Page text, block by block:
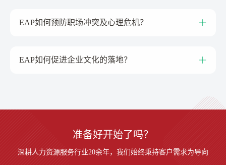
EAP如何预防职场冲突及心理危机？
EAP如何促进企业文化的落地？
准备好开始了吗？
深耕人力资源服务行业20余年，我们始终秉持客户需求为导向